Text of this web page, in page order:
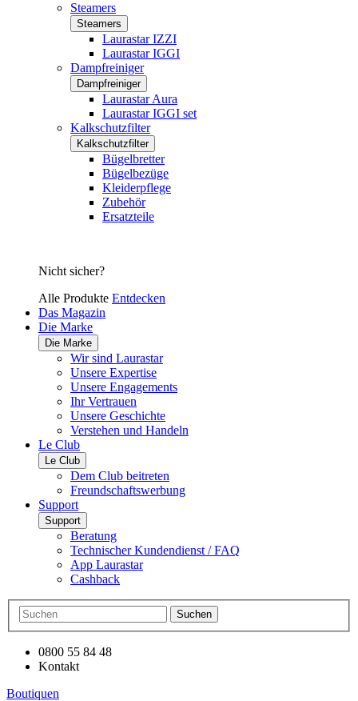
Steamers
Steamers
Laurastar IZZI
Laurastar IGGI
Dampfreiniger
Dampfreiniger
Laurastar Aura
Laurastar IGGI set
Kalkschutzfilter
Kalkschutzfilter
Bügelbretter
Bügelbezüge
Kleiderpflege
Zubehör
Ersatzteile
Nicht sicher?
Alle Produkte Entdecken
Das Magazin
Die Marke
Die Marke
Wir sind Laurastar
Unsere Expertise
Unsere Engagements
Ihr Vertrauen
Unsere Geschichte
Verstehen und Handeln
Le Club
Le Club
Dem Club beitreten
Freundschaftswerbung
Support
Support
Beratung
Technischer Kundendienst / FAQ
App Laurastar
Cashback
Suchen
0800 55 84 48
Kontakt
Boutiquen